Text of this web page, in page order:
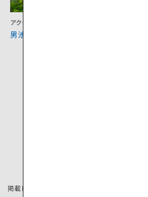
アクティビティ
男池湧水群
掲載している情報は2019年8月時点の情報です。